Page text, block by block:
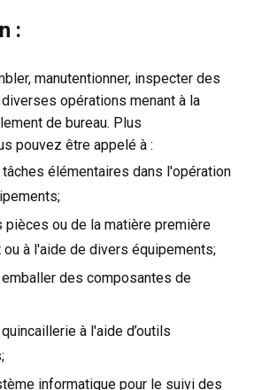
:
manutentionner, inspecter des
opérations menant à la
de bureau. Plus
pouvez être appelé à :
élémentaires dans l'opération
pièces ou de la matière première
ou à l'aide de divers équipements;
des composantes de
à l'aide d’outils
informatique pour le suivi des